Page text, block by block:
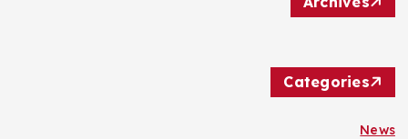
Categories
News